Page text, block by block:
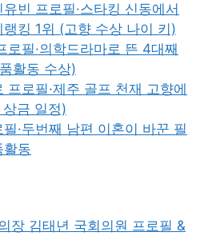
빈 프로필·스타킹 신동에서
킹 1위 (고향 수상 나이 키)
로필·의학드라마로 뜬 4대째
활동 수상)
프로필·제주 골프 천재 고향에
금 일정)
·두번째 남편 이혼이 바꾼 필
활동
장 김태년 국회의원 프로필 &